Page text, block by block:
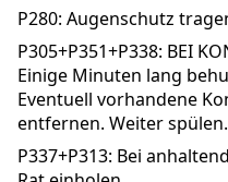
P280: Augenschutz
P305+P351+P338: BEI
Einige Minuten lang
Eventuell vorhandene
entfernen. Weiter spülen.
P337+P313: Bei